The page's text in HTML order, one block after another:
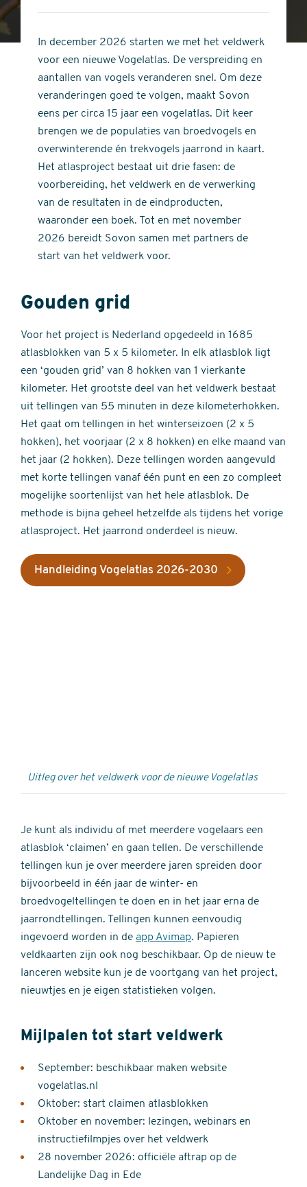
stars
of
stars
In december 2026 starten we met het veldwerk
voor een nieuwe Vogelatlas. De verspreiding en
aantallen van vogels veranderen snel. Om deze
veranderingen goed te volgen, maakt Sovon
eens per circa 15 jaar een vogelatlas. Dit keer
brengen we de populaties van broedvogels en
overwinterende én trekvogels jaarrond in kaart.
Het atlasproject bestaat uit drie fasen: de
voorbereiding, het veldwerk en de verwerking
van de resultaten in de eindproducten,
waaronder een boek. Tot en met november
2026 bereidt Sovon samen met partners de
start van het veldwerk voor.
Gouden grid
Voor het project is Nederland opgedeeld in 1685
atlasblokken van 5 x 5 kilometer. In elk atlasblok ligt
een ‘gouden grid’ van 8 hokken van 1 vierkante
kilometer. Het grootste deel van het veldwerk bestaat
uit tellingen van 55 minuten in deze kilometerhokken.
Het gaat om tellingen in het winterseizoen (2 x 5
hokken), het voorjaar (2 x 8 hokken) en elke maand van
het jaar (2 hokken). Deze tellingen worden aangevuld
met korte tellingen vanaf één punt en een zo compleet
mogelijke soortenlijst van het hele atlasblok. De
methode is bijna geheel hetzelfde als tijdens het vorige
atlasproject. Het jaarrond onderdeel is nieuw.
Handleiding Vogelatlas 2026-2030
Uitleg over het veldwerk voor de nieuwe Vogelatlas
Je kunt als individu of met meerdere vogelaars een
atlasblok ‘claimen’ en gaan tellen. De verschillende
tellingen kun je over meerdere jaren spreiden door
bijvoorbeeld in één jaar de winter- en
broedvogeltellingen te doen en in het jaar erna de
jaarrondtellingen. Tellingen kunnen eenvoudig
ingevoerd worden in de app Avimap. Papieren
veldkaarten zijn ook nog beschikbaar. Op de nieuw te
lanceren website kun je de voortgang van het project,
nieuwtjes en je eigen statistieken volgen.
Mijlpalen tot start veldwerk
September: beschikbaar maken website
vogelatlas.nl
Oktober: start claimen atlasblokken
Oktober en november: lezingen, webinars en
instructiefilmpjes over het veldwerk
28 november 2026: officiële aftrap op de
Landelijke Dag in Ede